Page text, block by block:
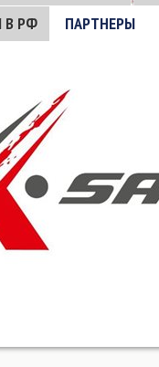
В РФ
ПАРТНЕРЫ